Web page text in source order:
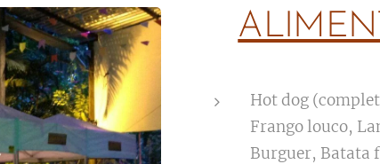
Hot dog
Frango louco,
Burguer, Batata